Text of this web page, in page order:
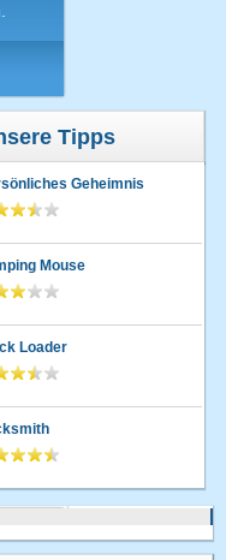
Tipps
Geheimnis
Mouse
Loader